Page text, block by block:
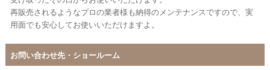
再販売されるようなプロの業者様も納得のメンテナンスですので、実
用面でも安心してお使いいただけますよ。
お問い合わせ先・ショールーム